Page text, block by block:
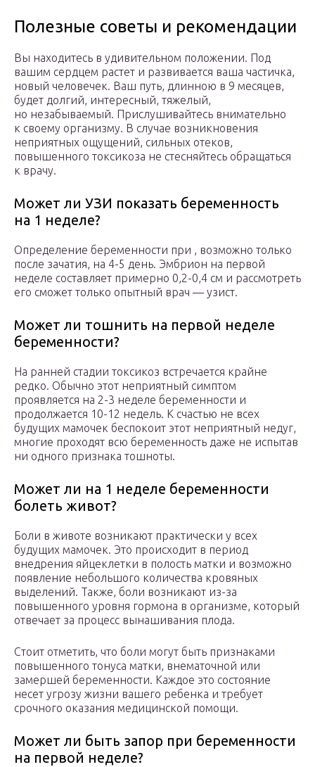
Полезные советы и рекомендации
Вы находитесь в удивительном положении. Под
вашим сердцем растет и развивается ваша частичка,
новый человечек. Ваш путь, длинною в 9 месяцев,
будет долгий, интересный, тяжелый,
но незабываемый. Прислушивайтесь внимательно
к своему организму. В случае возникновения
неприятных ощущений, сильных отеков,
повышенного токсикоза не стесняйтесь обращаться
к врачу.
Может ли УЗИ показать беременность
на 1 неделе?
Определение беременности при , возможно только
после зачатия, на 4-5 день. Эмбрион на первой
неделе составляет примерно 0,2-0,4 см и рассмотреть
его сможет только опытный врач — узист.
Может ли тошнить на первой неделе
беременности?
На ранней стадии токсикоз встречается крайне
редко. Обычно этот неприятный симптом
проявляется на 2-3 неделе беременности и
продолжается 10-12 недель. К счастью не всех
будущих мамочек беспокоит этот неприятный недуг,
многие проходят всю беременность даже не испытав
ни одного признака тошноты.
Может ли на 1 неделе беременности
болеть живот?
Боли в животе возникают практически у всех
будущих мамочек. Это происходит в период
внедрения яйцеклетки в полость матки и возможно
появление небольшого количества кровяных
выделений. Также, боли возникают из-за
повышенного уровня гормона в организме, который
отвечает за процесс вынашивания плода.
Стоит отметить, что боли могут быть признаками
повышенного тонуса матки, внематочной или
замершей беременности. Каждое это состояние
несет угрозу жизни вашего ребенка и требует
срочного оказания медицинской помощи.
Может ли быть запор при беременности
на первой неделе?